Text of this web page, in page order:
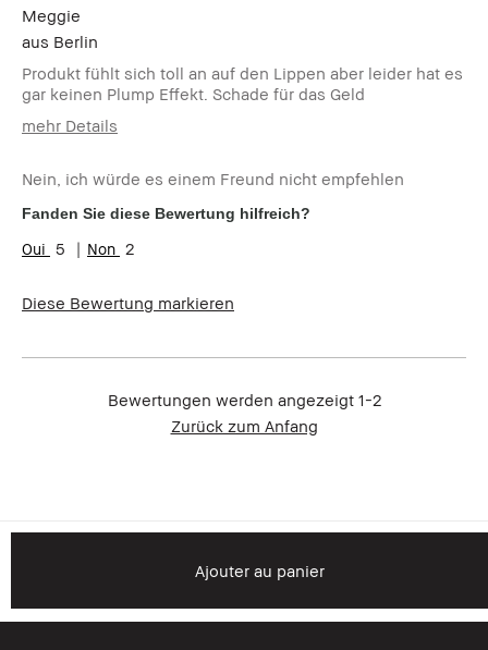
Meggie
aus Berlin
Produkt fühlt sich toll an auf den Lippen aber leider hat es
gar keinen Plump Effekt. Schade für das Geld
mehr Details
Hauttyp
Normal
Hautton
Hell - Mittel
Hautbedürfnis(se)
Nein, ich würde es einem Freund nicht empfehlen
Fanden Sie diese Bewertung hilfreich?
5 2
Diese Bewertung markieren
Bewertungen werden angezeigt 1-2
Zurück zum Anfang
Ajouter au panier